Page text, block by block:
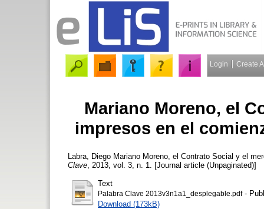
Login Create
Mariano Moreno, el
impresos en el
Labra, Diego Mariano Moreno, el Contrato Social y el
Clave , 2013, vol. 3, n. 1. [Journal article (Unpaginated)]
Text
Palabra Clave 2013v3n1a1_desplegable.pdf-
Download (173kB)